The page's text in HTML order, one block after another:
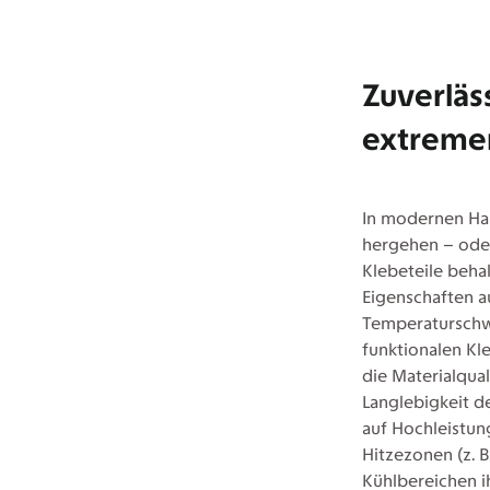
In modernen
hergehen –
Klebeteile
Eigenschaften
funktionalen
die
Langlebigkeit
auf
Hitzezonen (z.
Kühlbereichen